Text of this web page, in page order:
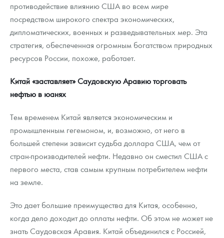
противодействие влиянию США во всем мире
посредством широкого спектра экономических,
дипломатических, военных и разведывательных мер. Эта
стратегия, обеспеченная огромным богатством природных
ресурсов России, похоже, работает.
Китай «заставляет» Саудовскую Аравию торговать
нефтью в юанях
Тем временем Китай является экономическим и
промышленным гегемоном, и, возможно, от него в
большей степени зависит судьба доллара США, чем от
стран-производителей нефти. Недавно он сместил США с
первого места, став самым крупным потребителем нефти
на земле.
Это дает большие преимущества для Китая, особенно,
когда дело доходит до оплаты нефти. Об этом не может не
знать Саудовская Аравия. Китай объединился с Россией,